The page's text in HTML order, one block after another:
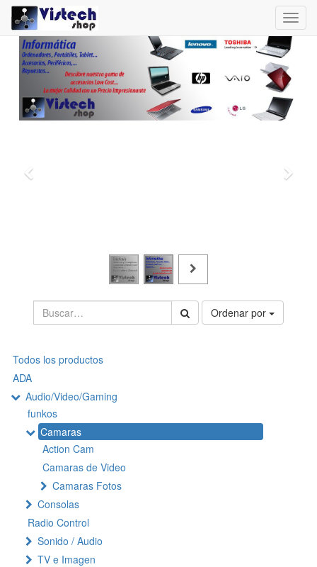
Ordenar por
Todos los productos
ADA
Audio/Video/Gaming
funkos
Camaras
Action Cam
Camaras de Video
Camaras Fotos
Consolas
Radio Control
Sonido / Audio
TV e Imagen